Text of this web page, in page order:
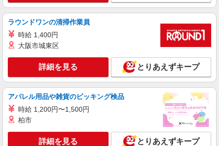
キープ 詳細を見る
アルバイト パート
ロピア 加須ビバモール店(仮)
フ/ロピア/加須店
［パート］時給1,300円☆土日祝は時給＋100
［高校生］時給1,250円☆土日祝は時給＋100円
［社保加入者］時給1,350円☆土日祝は時給＋100
円(週5日20時間勤務が条件)
ロピア 加須ビバモール店(仮) 埼玉県加須市
詳細を見る
パート
ラウンドワンの清掃作業員
時給 1,400円
大阪市城東区
詳細を見る とりあえずキープ
アパレル用品や雑貨のピッキング検品
時給 1,200円〜1,500円
柏市
詳細を見る とりあえずキープ